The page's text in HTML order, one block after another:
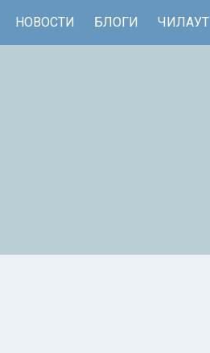
НОВОСТИ БЛОГИ ЧИЛАУТ